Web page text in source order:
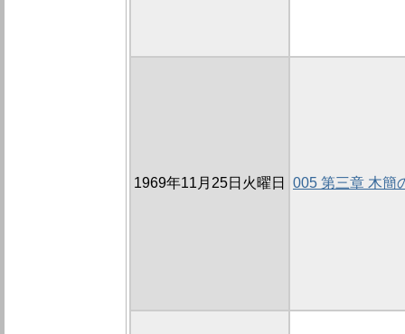
1969年11月25日火曜日 005 第三章 木簡